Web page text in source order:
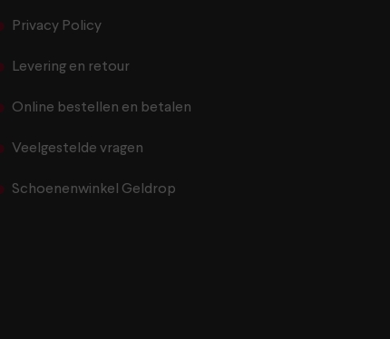
Privacy Policy
Levering en retour
Online bestellen en betalen
Veelgestelde vragen
Schoenenwinkel Geldrop